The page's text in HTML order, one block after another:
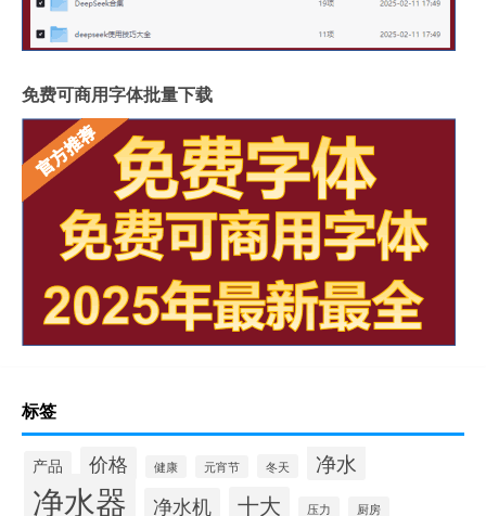
免费可商用字体批量下载
标签
产品 价格 健康 元宵节 冬天 净水
净水器 净水机 十大 压力 厨房